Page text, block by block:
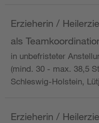
Erzieherin /
als
in unbefristeter
(mind. 30 - max. 38,5
Schleswig-Holstein,
Erzieherin /